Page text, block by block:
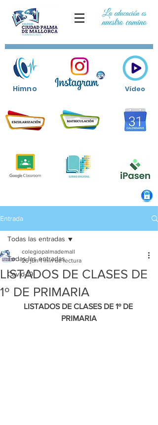
Himno Vídeo
Entrada
Todas las entradas
Covid-19
Todas las entradas
LISTADOS DE CLASES DE
1º DE PRIMARIA
colegiopalmademall
26 jun 1 min de lectura
LISTADOS DE CLASES DE 1º DE
PRIMARIA